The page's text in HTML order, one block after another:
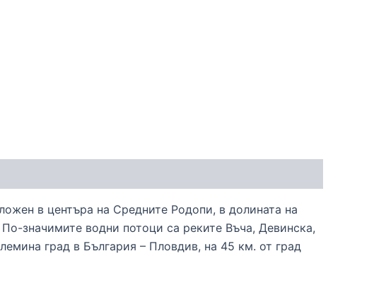
в центъра на Средните Родопи, в долината на
значимите водни потоци са реките Въча, Девинска,
град в България – Пловдив, на 45 км. от град